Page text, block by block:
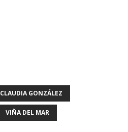
CLAUDIA GONZÁLEZ
VIÑA DEL MAR